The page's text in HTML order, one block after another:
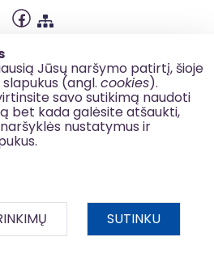
Jūsų naršymo patirtį, šioje
(angl. cookies).
savo sutikimą naudoti
bet kada galėsite atšaukti,
nustatymus ir
SUTINKU